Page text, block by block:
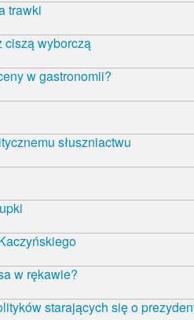
trawki
ciszą wyborczą
w gastronomii?
słuszniactwu
w rękawie?
starających się o